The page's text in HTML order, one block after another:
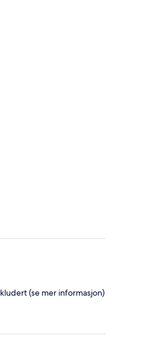
(se mer informasjon)